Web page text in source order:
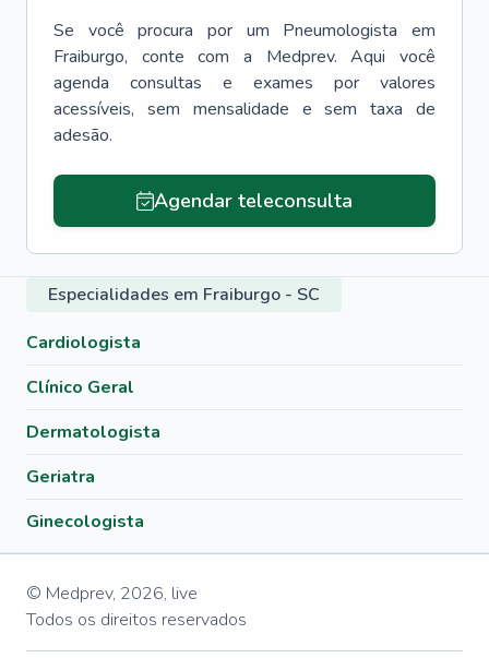
Se você procura por um Pneumologista
em
Fraiburgo, conte com a Medprev. Aqui você
agenda consultas e exames por valores
acessíveis, sem mensalidade e sem taxa de
adesão.
Agendar teleconsulta
Especialidades em Fraiburgo - SC
Cardiologista
Clínico Geral
Dermatologista
Geriatra
Ginecologista
© Medprev, 2026, live
Todos os direitos reservados